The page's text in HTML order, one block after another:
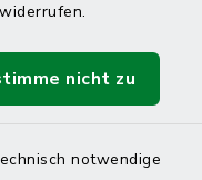
widerrufen.
nicht zu
notwendige